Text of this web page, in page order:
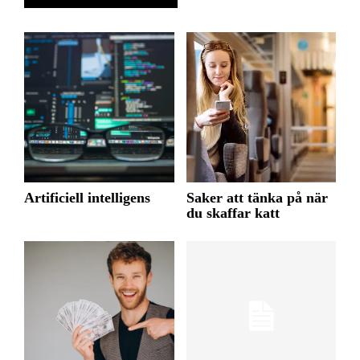
Artificiell intelligens
Saker att tänka på när
du skaffar katt